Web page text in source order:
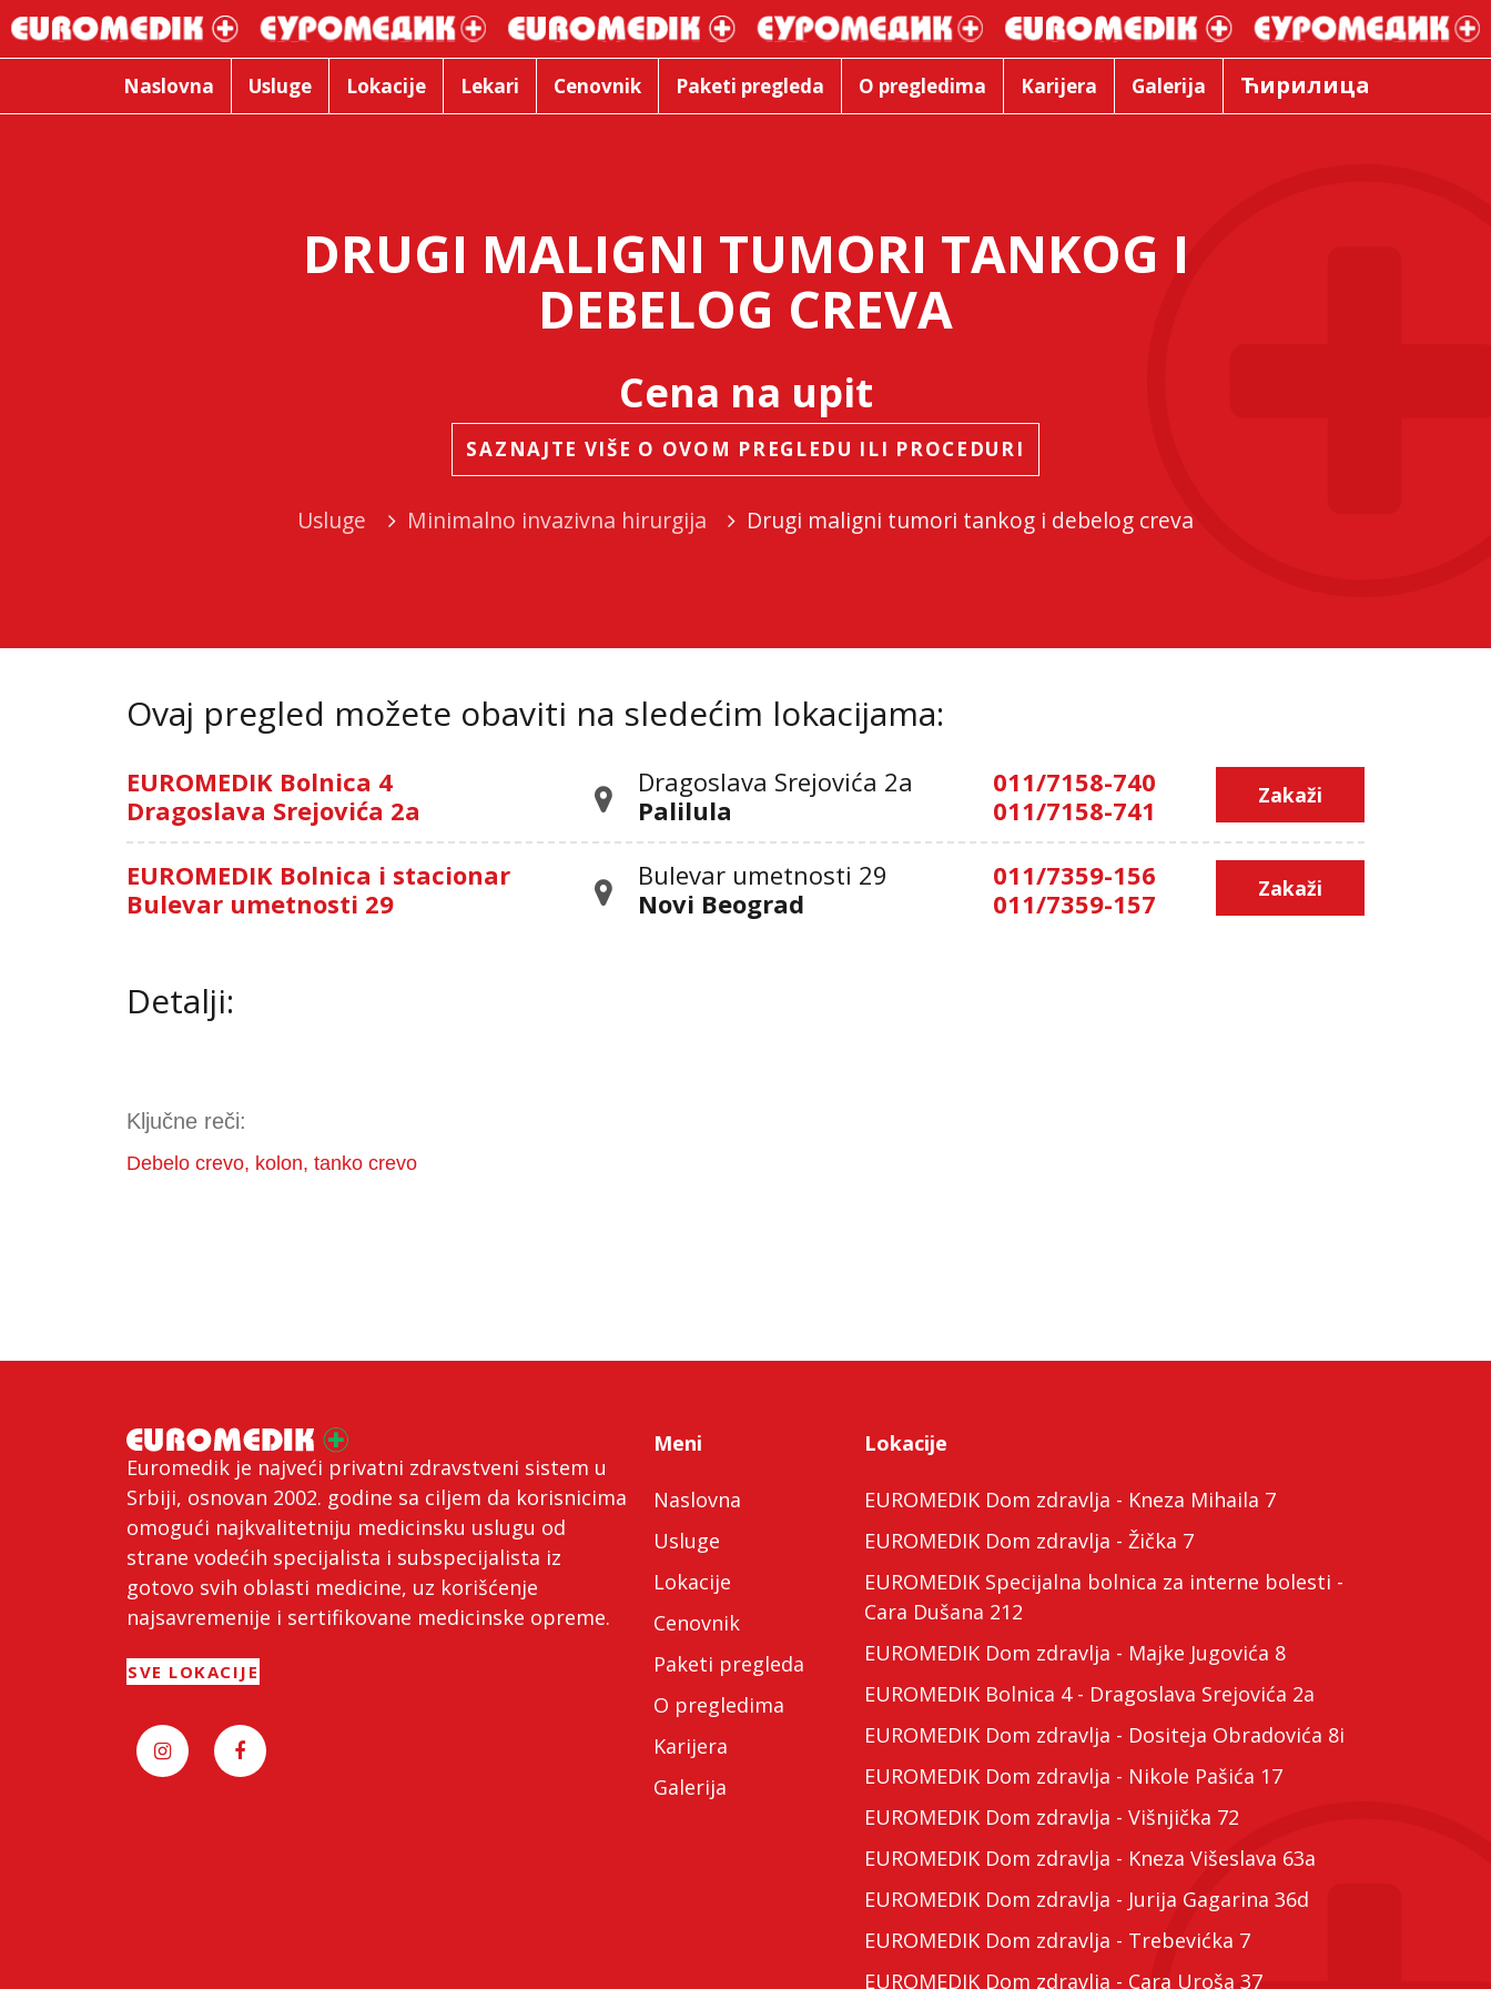
Naslovna Usluge Lokacije Lekari Cenovnik Paketi pregleda O pregledima Karijera Galerija Ћирилица
DRUGI MALIGNI TUMORI TANKOG I
DEBELOG CREVA
Cena na upit
SAZNAJTE VIŠE O OVOM PREGLEDU ILI PROCEDURI
Usluge Minimalno invazivna hirurgija Drugi maligni tumori tankog i debelog creva
Ovaj pregled možete obaviti na sledećim lokacijama:
EUROMEDIK Bolnica 4
Dragoslava Srejovića 2a
Dragoslava Srejovića 2а
Palilula
011/7158-740
011/7158-741
Zakaži
EUROMEDIK Bolnica i stacionar
Bulevar umetnosti 29
Bulevar umetnosti 29
Novi Beograd
011/7359-156
011/7359-157
Zakaži
Detalji:
Ključne reči:
Debelo crevo, kolon, tanko crevo
Euromedik je najveći privatni zdravstveni sistem u
Srbiji, osnovan 2002. godine sa ciljem da korisnicima
omogući najkvalitetniju medicinsku uslugu od
strane vodećih specijalista i subspecijalista iz
gotovo svih oblasti medicine, uz korišćenje
najsavremenije i sertifikovane medicinske opreme.
SVE LOKACIJE
Meni
Naslovna
Usluge
Lokacije
Cenovnik
Paketi pregleda
O pregledima
Karijera
Galerija
Lokacije
EUROMEDIK Dom zdravlja - Kneza Mihaila 7
EUROMEDIK Dom zdravlja - Žička 7
EUROMEDIK Specijalna bolnica za interne bolesti -
Cara Dušana 212
EUROMEDIK Dom zdravlja - Majke Jugovića 8
EUROMEDIK Bolnica 4 - Dragoslava Srejovića 2a
EUROMEDIK Dom zdravlja - Dositeja Obradovića 8i
EUROMEDIK Dom zdravlja - Nikole Pašića 17
EUROMEDIK Dom zdravlja - Višnjička 72
EUROMEDIK Dom zdravlja - Kneza Višeslava 63a
EUROMEDIK Dom zdravlja - Jurija Gagarina 36d
EUROMEDIK Dom zdravlja - Trebevićka 7
EUROMEDIK Dom zdravlja - Cara Uroša 37